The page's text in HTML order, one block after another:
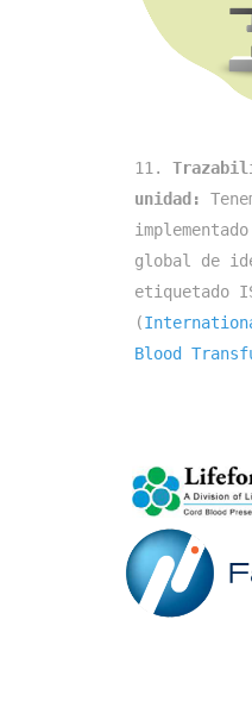
11.
unidad:
global de
etiquetado
(
Blood